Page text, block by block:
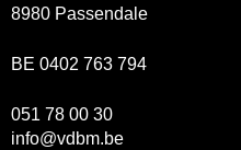
8980 Passendale
BE 0402 763 794
051 78 00 30
info@vdbm.be